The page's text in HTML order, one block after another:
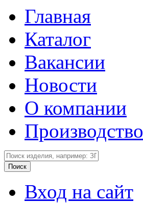
Главная
Каталог
Вакансии
Новости
О компании
Производство
Вход на сайт